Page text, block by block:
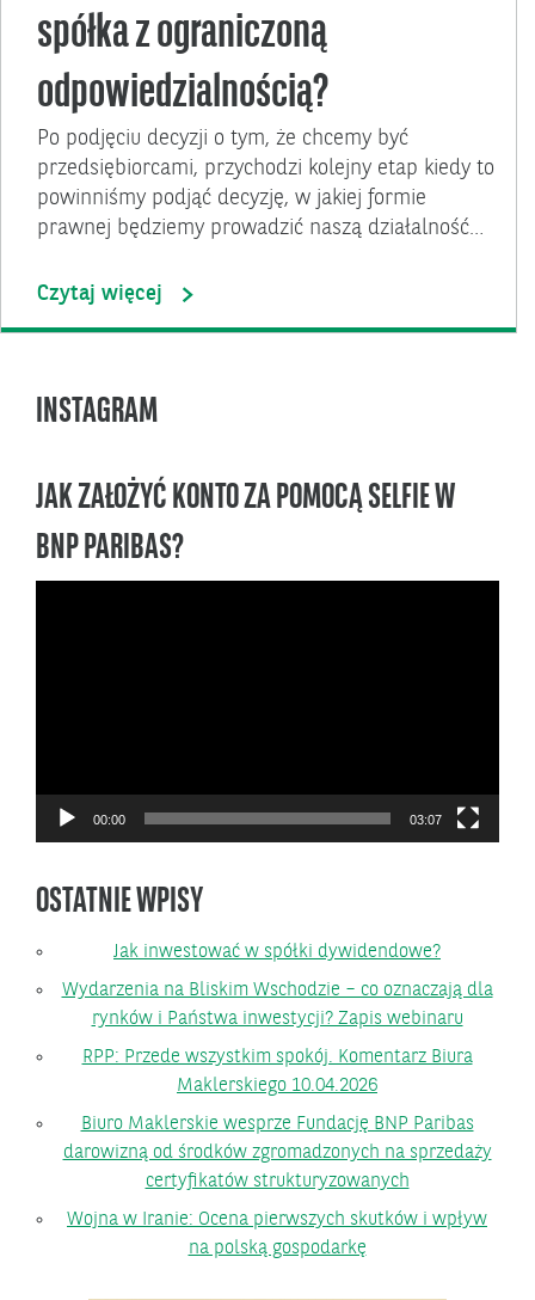
spółka z ograniczoną
odpowiedzialnością?
Po podjęciu decyzji o tym, że chcemy być
przedsiębiorcami, przychodzi kolejny etap kiedy to
powinniśmy podjąć decyzję, w jakiej formie
prawnej będziemy prowadzić naszą działalność…
Czytaj więcej
INSTAGRAM
JAK ZAŁOŻYĆ KONTO ZA POMOCĄ SELFIE W
BNP PARIBAS?
00:00 03:07
OSTATNIE WPISY
Jak inwestować w spółki dywidendowe?
Wydarzenia na Bliskim Wschodzie – co oznaczają dla
rynków i Państwa inwestycji? Zapis webinaru
RPP: Przede wszystkim spokój. Komentarz Biura
Maklerskiego 10.04.2026
Biuro Maklerskie wesprze Fundację BNP Paribas
darowizną od środków zgromadzonych na sprzedaży
certyfikatów strukturyzowanych
Wojna w Iranie: Ocena pierwszych skutków i wpływ
na polską gospodarkę